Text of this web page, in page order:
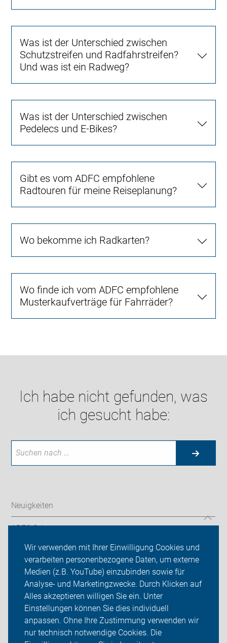
Wir verwenden mit Ihrer Einwilligung Cookies und
verarbeiten personenbezogene Daten, um externe
Medien (z.B. YouTube) einzubinden sowie für
Analyse- und Marketingzwecke. Durch Klicken auf
Alles akzeptieren willigen Sie ein. Unter
Einstellungen können Sie dies individuell
anpassen. Ohne Ihre Zustimmung verwenden wir
nur technisch notwendige Cookies. Die
Was ist der Unterschied zwischen
Schutzstreifen und Radfahrstreifen?
Und was ist ein Radweg?
Was ist der Unterschied zwischen
Pedelecs und E-Bikes?
Gibt es vom ADFC empfohlene
Radtouren für meine Reiseplanung?
Wo bekomme ich Radkarten?
Wo finde ich vom ADFC empfohlene
Musterkaufverträge für Fahrräder?
Ich habe nicht gefunden, was
ich gesucht habe:
Neuigkeiten
ADFC Schwerte
Service-Seite
Touren
Sei dabei
Presse